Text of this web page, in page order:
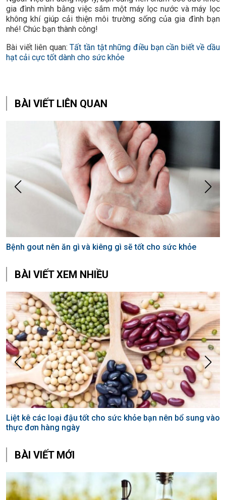
gia đình mình bằng việc sắm một máy lọc nước và máy lọc
không khí giúp cải thiện môi trường sống của gia đình bạn
nhé! Chúc bạn thành công!
Bài viết liên quan:Tất tần tật những điều bạn cần biết về dầu
hạt cải cực tốt dành cho sức khỏe
BÀI VIẾT LIÊN QUAN
Bệnh gout nên ăn gì và kiêng gì sẽ tốt cho sức khỏe
BÀI VIẾT XEM NHIỀU
Liệt kê các loại đậu tốt cho sức khỏe bạn nên bổ sung vào
thực đơn hàng ngày
BÀI VIẾT MỚI